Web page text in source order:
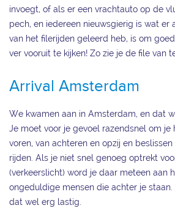
invoegt, of als er een vrachtauto op de
pech, en iedereen nieuwsgierig is wat er
van het filerijden geleerd heb, is om
ver vooruit te kijken! Zo zie je de file van
Arrival Amsterdam
We kwamen aan in Amsterdam, en dat
Je moet voor je gevoel razendsnel om je
voren, van achteren en opzij en
rijden. Als je niet snel genoeg optrekt
(verkeerslicht) word je daar meteen aan
ongeduldige mensen die achter je
dat wel erg lastig.